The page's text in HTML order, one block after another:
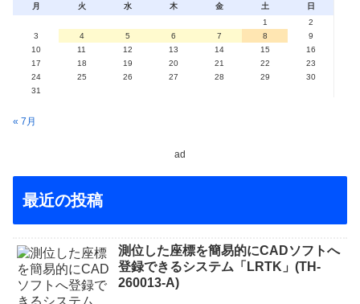
月 火 水 木 金 土
日
1
2
3
4 5 6 7 8
9
10
11 12 13 14 15
16
17
18 19 20 21 22
23
24
25 26 27 28 29
30
31
« 7月
ad
最近の投稿
測位した座標を簡易的にCADソフトへ
登録できるシステム「LRTK」(TH-
260013-A)